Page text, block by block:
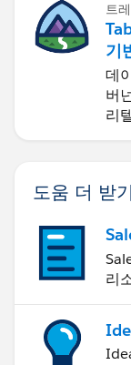
트
기
데
버
리
과
도움 더 받기
리